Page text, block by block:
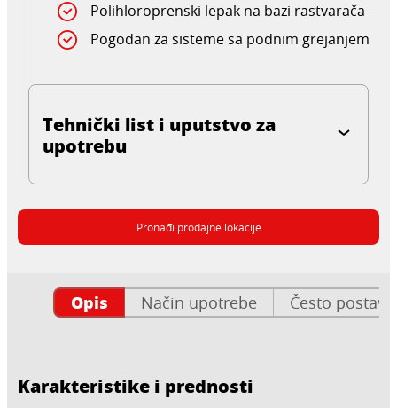
Polihloroprenski lepak na bazi rastvarača
Pogodan za sisteme sa podnim grejanjem
Tehnički list i uputstvo za
upotrebu
Pronađi prodajne lokacije
Opis Način upotrebe Često
Karakteristike i prednosti